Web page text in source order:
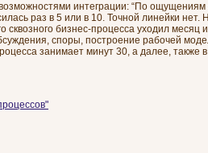
интеграции: “По ощущениям
раз в 5 или в 10. Точной линейки нет.
сквозного бизнес-процесса уходил месяц
споры, построение рабочей
занимает минут 30, а далее, также в